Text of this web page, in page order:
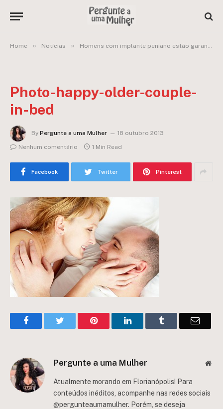
Home » Notícias » Homens com implante peniano estão garantindo satisfação sexual de suas parceiras!!
Photo-happy-older-couple-
in-bed
By Pergunte a uma Mulher
18 outubro 2013
Nenhum comentário
1 Min Read
Facebook Twitter Pinterest
FacebookTwitter Pinterest LinkedInTumblr Email
Pergunte a uma Mulher
Atualmente morando em Florianópolis! Para
conteúdos inéditos, acompanhe nas redes sociais
@pergunteaumamulher. Porém, se deseja